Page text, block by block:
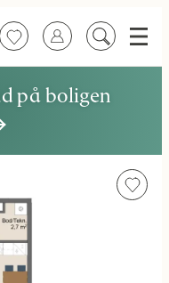
FavoritterLogg inn
Søk
Meny
på boligen